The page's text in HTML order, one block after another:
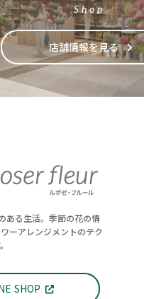
Shop
店舗情報を見る
ある生活。季節の花の情
ーアレンジメントのテク
SHOP